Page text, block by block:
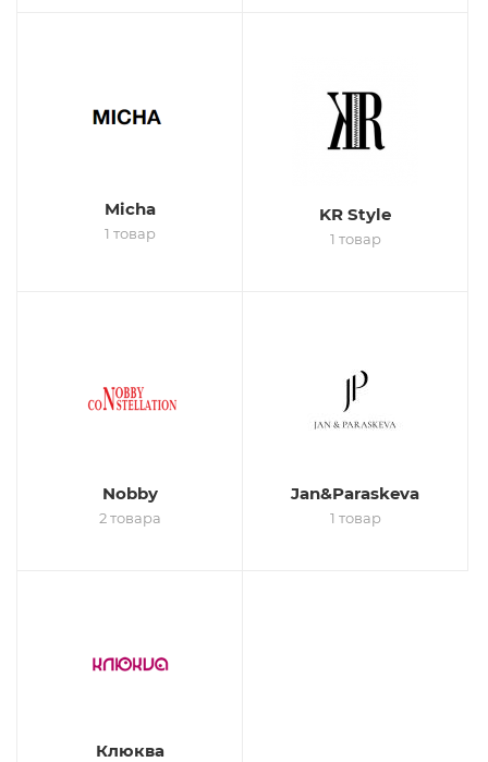
Micha
1 товар
KR Style
1 товар
Nobby
2 товара
Jan&Paraskeva
1 товар
Клюква